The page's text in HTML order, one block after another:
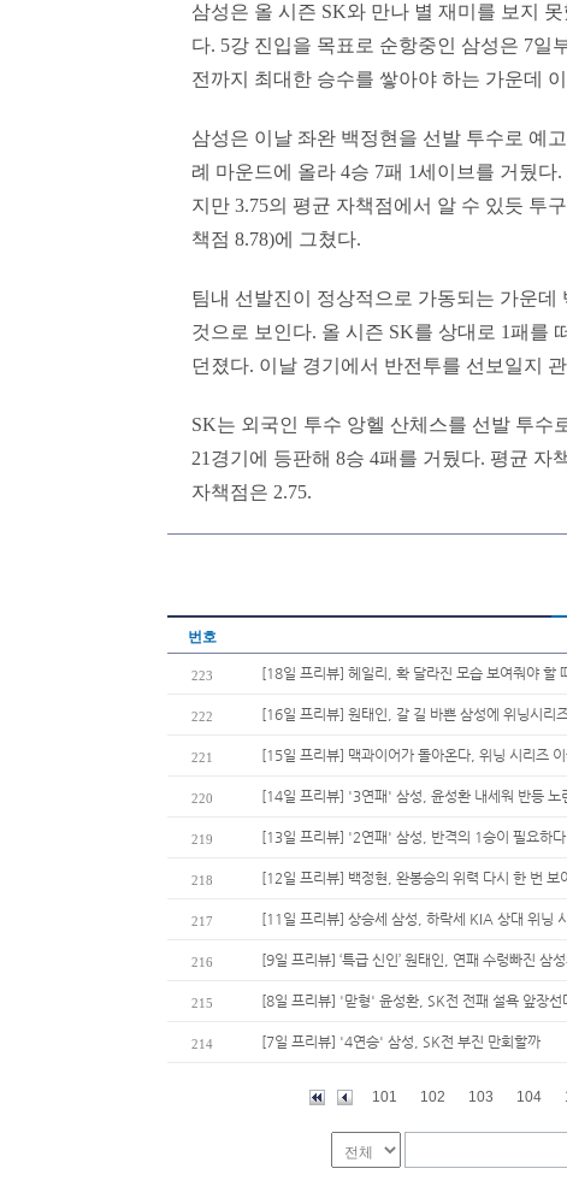
삼성은 올 시즌 SK와 만나 별 재미를 보지
다. 5강 진입을 목표로 순항중인 삼성은 7일
전까지 최대한 승수를 쌓아야 하는 가운데
삼성은 이날 좌완 백정현을 선발 투수로 예
례 마운드에 올라 4승 7패 1세이브를 거뒀다
지만 3.75의 평균 자책점에서 알 수 있듯 투
책점 8.78)에 그쳤다.
팀내 선발진이 정상적으로 가동되는 가운
것으로 보인다. 올 시즌 SK를 상대로 1패를
던졌다. 이날 경기에서 반전투를 선보일지
SK는 외국인 투수 앙헬 산체스를 선발 투수
21경기에 등판해 8승 4패를 거뒀다. 평균 자
자책점은 2.75.
번호
223 [18일 프리뷰] 헤일리, 확 달라진 모습 보여줘야 할
222 [16일 프리뷰] 원태인, 갈 길 바쁜 삼성에 위닝시리
221 [15일 프리뷰] 맥과이어가 돌아온다, 위닝 시리즈
220 [14일 프리뷰] '3연패' 삼성, 윤성환 내세워 반등 노
219 [13일 프리뷰] '2연패' 삼성, 반격의 1승이 필요하다
218 [12일 프리뷰] 백정현, 완봉승의 위력 다시 한 번 보
217 [11일 프리뷰] 상승세 삼성, 하락세 KIA 상대 위닝
216 [9일 프리뷰] ‘특급 신인’ 원태인, 연패 수렁빠진 삼
215 [8일 프리뷰] '맏형' 윤성환, SK전 전패 설욕 앞장선
214 [7일 프리뷰] '4연승' 삼성, SK전 부진 만회할까
101 102 103 104